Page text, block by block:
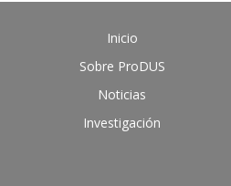
Inicio
Sobre ProDUS
Noticias
Investigación